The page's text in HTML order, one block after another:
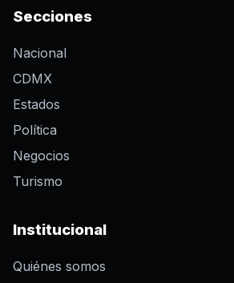
Secciones
Nacional
CDMX
Estados
Política
Negocios
Turismo
Institucional
Quiénes somos